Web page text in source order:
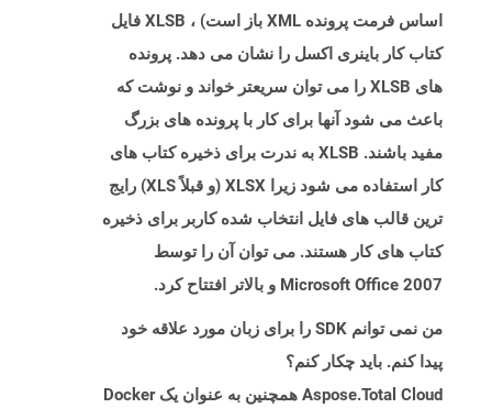
اساس فرمت پرونده XML باز است) ، XLSB فایل
کتاب کار باینری اکسل را نشان می دهد. پرونده
های XLSB را می توان سریعتر خواند و نوشت که
باعث می شود آنها برای کار با پرونده های بزرگ
مفید باشند. XLSB به ندرت برای ذخیره کتاب های
کار استفاده می شود زیرا XLSX (و قبلاً XLS) رایج
ترین قالب های فایل انتخاب شده کاربر برای ذخیره
کتاب های کار هستند. می توان آن را توسط
Microsoft Office 2007 و بالاتر افتتاح کرد.
من نمی توانم SDK را برای زبان مورد علاقه خود
پیدا کنم. باید چکار کنم؟
Aspose.Total Cloud همچنین به عنوان یک Docker